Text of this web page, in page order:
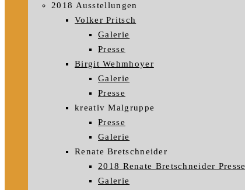
2018 Ausstellungen
Volker Pritsch
Galerie
Presse
Birgit Wehmhoyer
Galerie
Presse
kreativ Malgruppe
Presse
Galerie
Renate Bretschneider
2018 Renate Bretschneider Presse
Galerie